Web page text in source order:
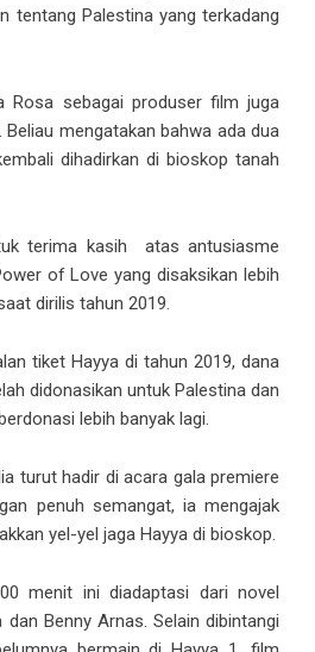
tentang Palestina yang terkadang
Rosa sebagai produser film juga
mengatakan bahwa ada dua
dihadirkan di bioskop tanah
terima kasih atas antusiasme
of Love yang disaksikan lebih
dirilis tahun 2019.
tiket Hayya di tahun 2019, dana
didonasikan untuk Palestina dan
lebih banyak lagi.
turut hadir di acara gala premiere
penuh semangat, ia mengajak
yel-yel jaga Hayya di bioskop.
menit ini diadaptasi dari novel
dan Benny Arnas. Selain dibintangi